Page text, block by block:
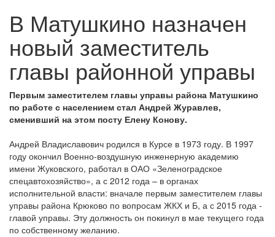
В Матушкино назначен
новый заместитель
главы районной управы
Первым заместителем главы управы района Матушкино
по работе с населением стал Андрей Журавлев,
сменивший на этом посту Елену Конову.
Андрей Владиславович родился в Курсе в 1973 году. В 1997
году окончил Военно-воздушную инженерную академию
имени Жуковского, работал в ОАО «Зеленоградское
спецавтохозяйство», а с 2012 года – в органах
исполнительной власти: вначале первым заместителем главы
управы района Крюково по вопросам ЖКХ и Б, а с 2015 года -
главой управы. Эту должность он покинул в мае текущего года
по собственному желанию.